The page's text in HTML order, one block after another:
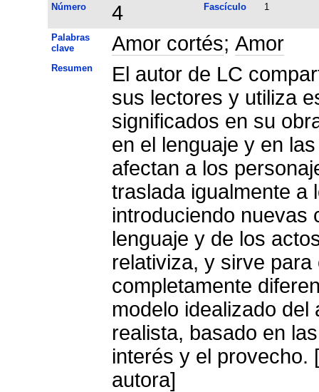
Número 4 Fascículo 1
Palabras
clave
Amor cortés; Amor
Resumen
El autor de LC
sus lectores y utiliza
significados en su
en el lenguaje y en
afectan a los
traslada igualmente a
introduciendo nuevas
lenguaje y de los
relativiza, y sirve
completamente
modelo idealizado
realista, basado en
interés y el provecho.
autora]